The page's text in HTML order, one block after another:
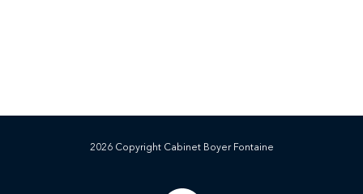
2026 Copyright Cabinet Boyer Fontaine